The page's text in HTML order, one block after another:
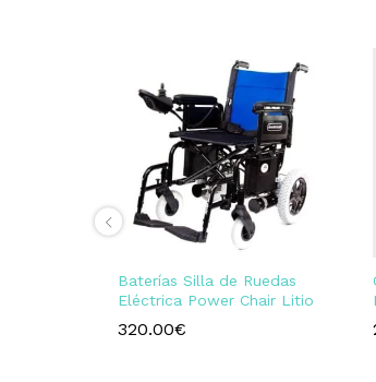
Baterías Silla de Ruedas
Eléctrica Power Chair Litio
320.00€